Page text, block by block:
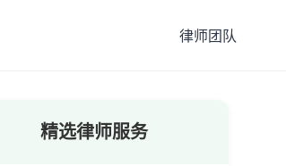
律师团队
精选律师服务